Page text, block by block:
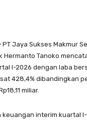
PT Jaya Sukses Makmur
Hermanto Tanoko
I-2026 dengan laba
428,4% dibandingkan
miliar.
keuangan interim kuartal